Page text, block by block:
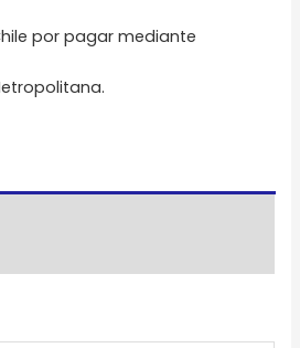
por pagar mediante